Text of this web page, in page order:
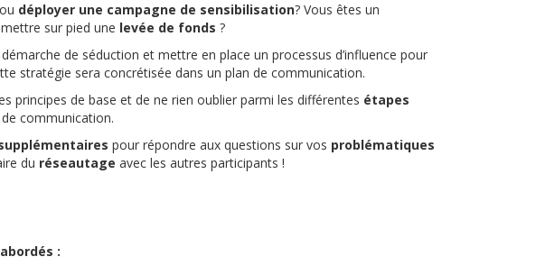
ou déployer une campagne de sensibilisation? Vous êtes un
sur pied une levée de fonds ?
de séduction et mettre en place un processus d’influence pour
stratégie sera concrétisée dans un plan de communication.
principes de base et de ne rien oublier parmi les différentes étapes
de communication.
pour répondre aux questions sur vos problématiques
du réseautage avec les autres participants !
: